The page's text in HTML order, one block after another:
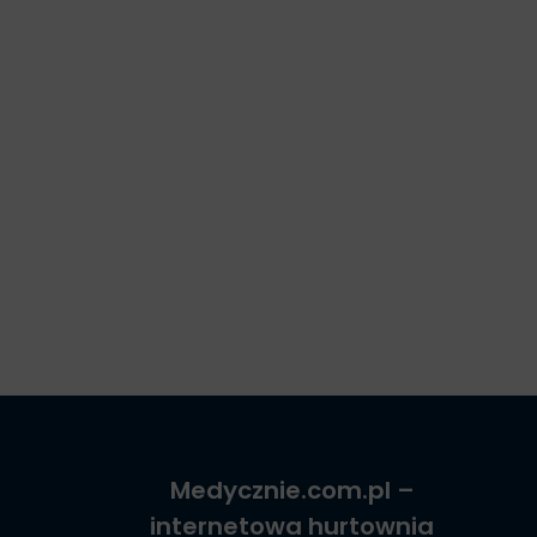
Medycznie.com.pl –
internetowa hurtownia